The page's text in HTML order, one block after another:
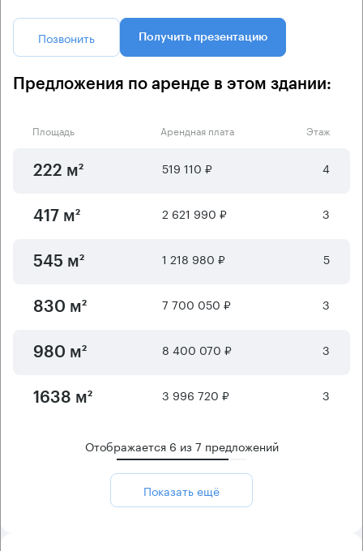
Позвонить Получить презентацию
Предложения по аренде в этом здании:
Площадь Арендная плата Этаж
222 м² 519 110 ₽ 4
417 м² 2 621 990 ₽ 3
545 м² 1 218 980 ₽ 5
830 м² 7 700 050 ₽ 3
980 м² 8 400 070 ₽ 3
1638 м² 3 996 720 ₽ 3
Отображается 6 из7 предложений
Показать ещё